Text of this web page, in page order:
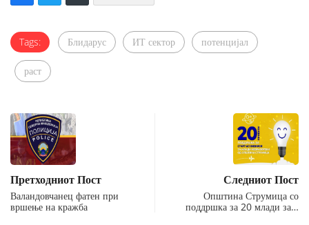
Tags: Блидарус ИТ сектор потенцијал
раст
Претходниот Пост
Валандовчанец фатен при
вршење на кражба
Следниот Пост
Општина Струмица со
поддршка за 20 млади за…